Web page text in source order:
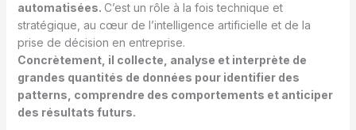
automatisées. C’est un rôle à la fois technique et
stratégique, au cœur de l’intelligence artificielle et de la
prise de décision en entreprise.
Concrètement, il collecte, analyse et interprète de
grandes quantités de données pour identifier des
patterns, comprendre des comportements et anticiper
des résultats futurs.